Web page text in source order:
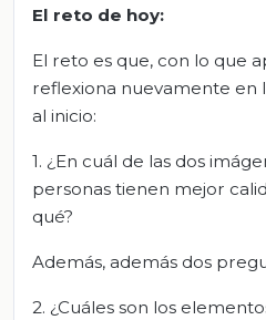
El reto de hoy:
El reto es que, con lo que
reflexiona nuevamente en
al inicio:
1. ¿En cuál de las dos
personas tienen mejor
qué?
Además, además dos
2. ¿Cuáles son los